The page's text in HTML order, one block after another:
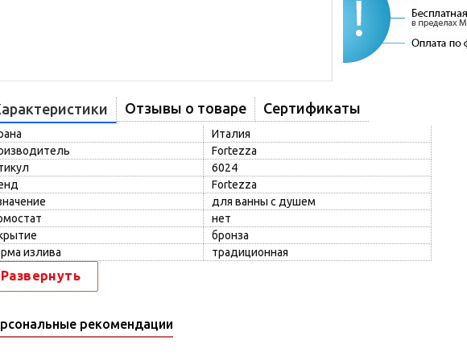
Отзывы о товаре Сертификаты
Италия
Fortezza
6024
Fortezza
для ванны с душем
нет
бронза
излива
традиционная
Развернуть
рекомендации